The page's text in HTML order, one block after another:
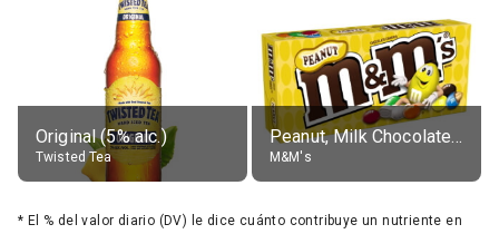
Original (5% alc.)
Twisted Tea
Peanut, Milk Chocolate Candies
M&M's
* El % del valor diario (DV) le dice cuánto contribuye un nutriente en